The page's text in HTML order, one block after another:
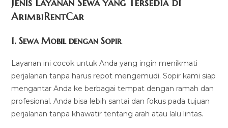
Jenis Layanan Sewa yang Tersedia di
ArimbiRentCar
1.Sewa Mobil dengan Sopir
Layanan ini cocok untuk Anda yang ingin menikmati
perjalanan tanpa harus repot mengemudi. Sopir kami siap
mengantar Anda ke berbagai tempat dengan ramah dan
profesional. Anda bisa lebih santai dan fokus pada tujuan
perjalanan tanpa khawatir tentang arah atau lalu lintas.